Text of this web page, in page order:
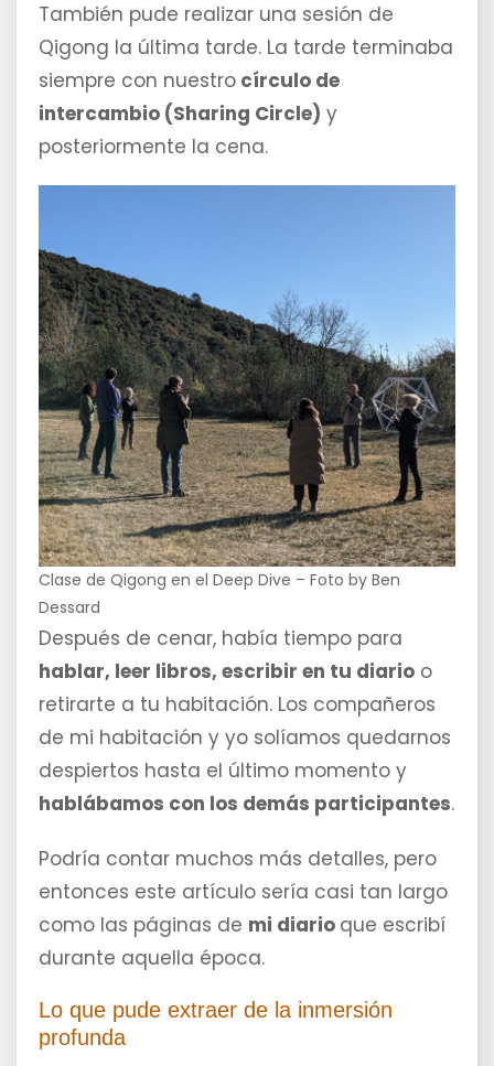
También pude realizar una sesión de
Qigong la última tarde. La tarde terminaba
siempre con nuestro círculo de
intercambio (Sharing Circle) y
posteriormente la cena.
Clase de Qigong en el Deep Dive – Foto by Ben
Dessard
Después de cenar, había tiempo para
hablar, leer libros, escribir en tu diario o
retirarte a tu habitación. Los compañeros
de mi habitación y yo solíamos quedarnos
despiertos hasta el último momento y
hablábamos con los demás participantes.
Podría contar muchos más detalles, pero
entonces este artículo sería casi tan largo
como las páginas de mi diario que escribí
durante aquella época.
Lo que pude extraer de la inmersión
profunda